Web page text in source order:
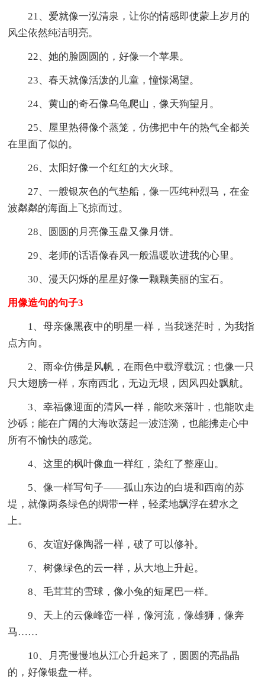
21、爱就像一泓清泉，让你的情感即使蒙上岁月的
风尘依然纯洁明亮。
22、她的脸圆圆的，好像一个苹果。
23、春天就像活泼的儿童，憧憬渴望。
24、黄山的奇石像乌龟爬山，像天狗望月。
25、屋里热得像个蒸笼，仿佛把中午的热气全都关
在里面了似的。
26、太阳好像一个红红的大火球。
27、一艘银灰色的气垫船，像一匹纯种烈马，在金
波粼粼的海面上飞掠而过。
28、圆圆的月亮像玉盘又像月饼。
29、老师的话语像春风一般温暖吹进我的心里。
30、漫天闪烁的星星好像一颗颗美丽的宝石。
用像造句的句子3
1、母亲像黑夜中的明星一样，当我迷茫时，为我指
点方向。
2、雨伞仿佛是风帆，在雨色中载浮载沉；也像一只
只大翅膀一样，东南西北，无边无垠，因风四处飘航。
3、幸福像迎面的清风一样，能吹来落叶，也能吹走
沙砾；能在广阔的大海吹荡起一波涟漪，也能拂走心中
所有不愉快的感觉。
4、这里的枫叶像血一样红，染红了整座山。
5、像一样写句子——孤山东边的白堤和西南的苏
堤，就像两条绿色的绸带一样，轻柔地飘浮在碧水之
上。
6、友谊好像陶器一样，破了可以修补。
7、树像绿色的云一样，从大地上升起。
8、毛茸茸的雪球，像小兔的短尾巴一样。
9、天上的云像峰峦一样，像河流，像雄狮，像奔
马……
10、月亮慢慢地从江心升起来了，圆圆的亮晶晶
的，好像银盘一样。